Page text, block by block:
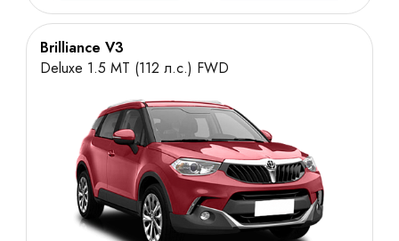
Brilliance V3
Deluxe 1.5 MT (112 л.с.) FWD